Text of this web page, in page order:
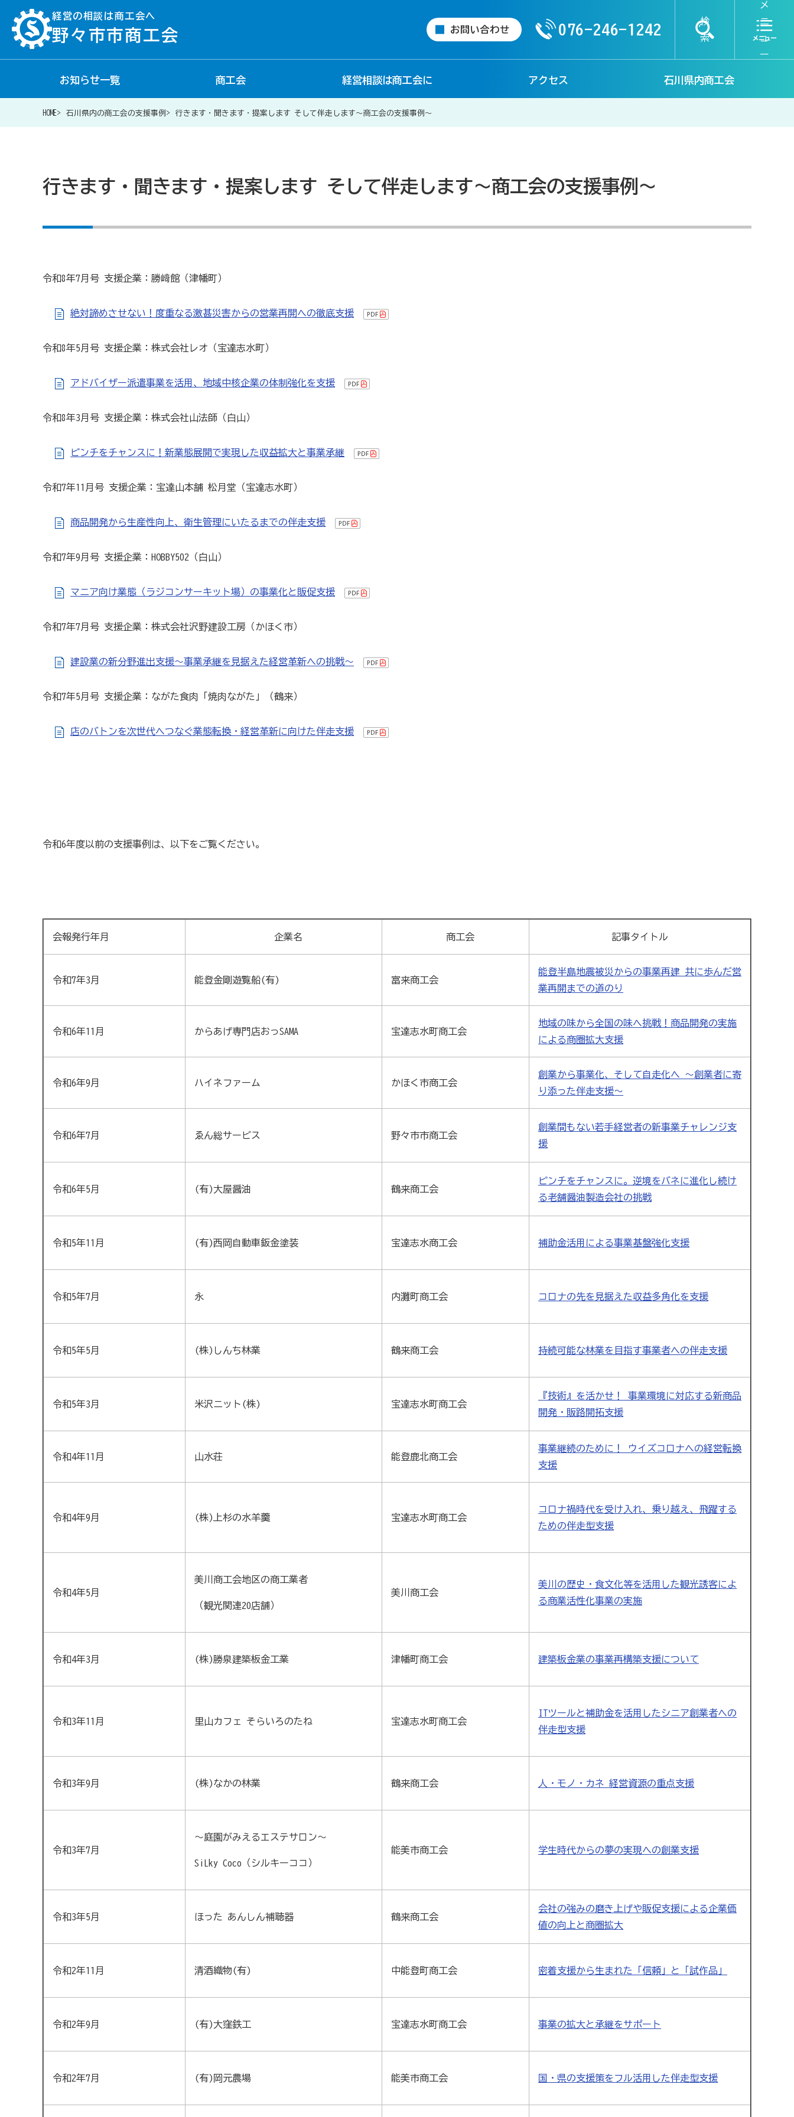
経営の相談は商工会へ
野々市市商工会 お問い合わせ 076-246-1242
検
索
メ
ニ
ュ
ー
お知らせ一覧 商工会 経営相談は商工会に アクセス 石川県内商工会
HOME 石川県内の商工会の支援事例 行きます・聞きます・提案します そして伴走します～商工会の支援事例～
行きます・聞きます・提案します そして伴走します～商工会の支援事例～
令和8年7月号 支援企業：勝﨑館（津幡町）
絶対諦めさせない！度重なる激甚災害からの営業再開への徹底支援
令和8年5月号 支援企業：株式会社レオ（宝達志水町）
アドバイザー派遣事業を活用、地域中核企業の体制強化を支援
令和8年3月号 支援企業：株式会社山法師（白山）
ピンチをチャンスに！新業態展開で実現した収益拡大と事業承継
令和7年11月号 支援企業：宝達山本舗 松月堂（宝達志水町）
商品開発から生産性向上、衛生管理にいたるまでの伴走支援
令和7年9月号 支援企業：HOBBY502（白山）
マニア向け業態（ラジコンサーキット場）の事業化と販促支援
令和7年7月号 支援企業：株式会社沢野建設工房（かほく市）
建設業の新分野進出支援～事業承継を見据えた経営革新への挑戦～
令和7年5月号 支援企業：ながた食肉「焼肉ながた」（鶴来）
店のバトンを次世代へつなぐ業態転換・経営革新に向けた伴走支援
令和6年度以前の支援事例は、以下をご覧ください。
会報発行年月 企業名 商工会 記事タイトル
令和7年3月 能登金剛遊覧船(有) 富来商工会
能登半島地震被災からの事業再建 共に歩んだ営
業再開までの道のり
令和6年11月 からあげ専門店おっSAMA 宝達志水町商工会
地域の味から全国の味へ挑戦！商品開発の実施
による商圏拡大支援
令和6年9月 ハイネファーム かほく市商工会
創業から事業化、そして自走化へ ～創業者に寄
り添った伴走支援～
令和6年7月 ゑん総サービス 野々市市商工会
創業間もない若手経営者の新事業チャレンジ支
援
令和6年5月 (有)大屋醤油 鶴来商工会
ピンチをチャンスに。逆境をバネに進化し続け
る老舗醤油製造会社の挑戦
令和5年11月 (有)西岡自動車鈑金塗装 宝達志水商工会 補助金活用による事業基盤強化支援
令和5年7月 永 内灘町商工会 コロナの先を見据えた収益多角化を支援
令和5年5月 (株)しんち林業 鶴来商工会 持続可能な林業を目指す事業者への伴走支援
令和5年3月 米沢ニット(株) 宝達志水町商工会
『技術』を活かせ！ 事業環境に対応する新商品
開発・販路開拓支援
令和4年11月 山水荘 能登鹿北商工会
事業継続のために！ ウイズコロナへの経営転換
支援
令和4年9月 (株)上杉の水羊羹 宝達志水町商工会
コロナ禍時代を受け入れ、乗り越え、飛躍する
ための伴走型支援
令和4年5月
美川商工会地区の商工業者
（観光関連20店舗）
美川商工会
美川の歴史・食文化等を活用した観光誘客によ
る商業活性化事業の実施
令和4年3月 (株)勝泉建築板金工業 津幡町商工会 建築板金業の事業再構築支援について
令和3年11月 里山カフェ そらいろのたね 宝達志水町商工会
ITツールと補助金を活用したシニア創業者への
伴走型支援
令和3年9月 (株)なかの林業 鶴来商工会 人・モノ・カネ 経営資源の重点支援
令和3年7月
～庭園がみえるエステサロン～
SiLky Coco（シルキーココ）
能美市商工会 学生時代からの夢の実現への創業支援
令和3年5月 ほった あんしん補聴器 鶴来商工会
会社の強みの磨き上げや販促支援による企業価
値の向上と商圏拡大
令和2年11月 清酒織物(有) 中能登町商工会 密着支援から生まれた「信頼」と「試作品」
令和2年9月 (有)大窪鉄工 宝達志水町商工会 事業の拡大と承継をサポート
令和2年7月 (有)岡元農場 能美市商工会 国・県の支援策をフル活用した伴走型支援
経営相談は商工会に
商工会が扱う融資・金融制度
商工会の共済・保険
一つの掛金で貯蓄・生命保障・融資の3つの備え（商工貯蓄共済） 死亡保険金(最高6千万円)の掛捨共済・福祉共済「生命」保障
取引先の破たんによる連鎖倒産を防ぐ（中小企業倒産防止共済）
海外での知財係争による経営リスクから皆様をお守りします（海外知財訴訟費用保険制度）
商工会のサービス
公式LINEアカウントの登録はこちらから
ご相談の予約について【※ご相談は無料です。お気軽にご相談ください】